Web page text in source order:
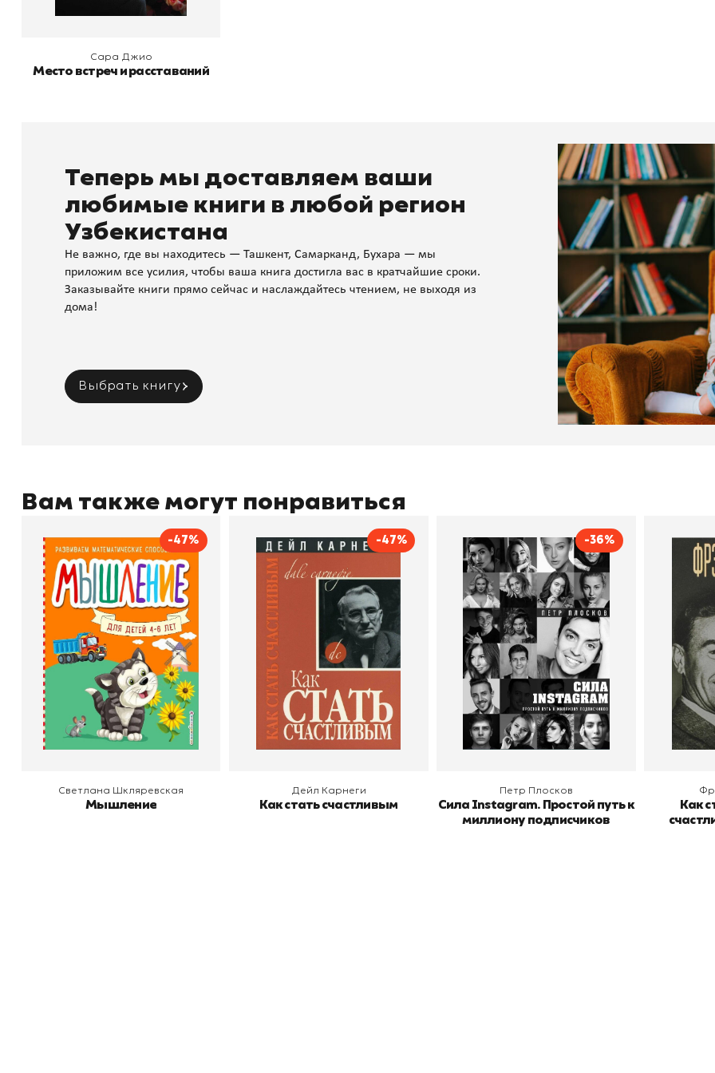
Сара Джио
Место встреч и расставаний
Теперь мы доставляем ваши
любимые книги в любой регион
Узбекистана
Не важно, где вы находитесь — Ташкент, Самарканд, Бухара — мы
приложим все усилия, чтобы ваша книга достигла вас в кратчайшие сроки.
Заказывайте книги прямо сейчас и наслаждайтесь чтением, не выходя из
дома!
Выбрать книгу
Вам также могут понравиться
-47%
Мышление
Автор
Светлана Шкляревская
Издательство
Эксмодетство
В корзину
Светлана Шкляревская
Мышление
-47%
Как стать счастливым
Автор
Дейл Карнеги
Издательство
Попурри, Минск
В корзину
Дейл Карнеги
Как стать счастливым
-36%
Сила Instagram. Простой
путь к миллиону
подписчиков
Автор
Петр Плосков
Издательство
Бомбора
В корзину
Петр Плосков
Сила Instagram. Простой путь к
миллиону подписчиков
Как
В
Как